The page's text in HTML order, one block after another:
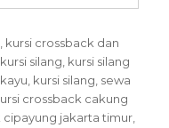
, kursi crossback dan
kursi silang, kursi silang
, kursi silang, sewa
crossback cakung
cipayung jakarta timur,